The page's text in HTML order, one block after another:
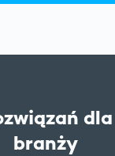
dla
branży